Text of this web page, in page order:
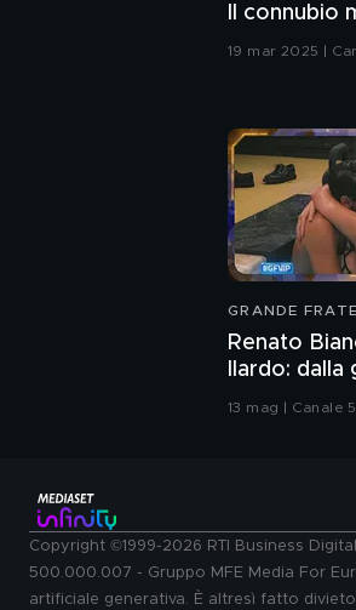
Il connubio
19 mar 2025 |
GRANDE
Renato
Ilardo: dalla
13 mag | Canale 5
Copyright ©1999-2026 RTI Business
500.000.007 - Gruppo MFE Media For
artificiale generativa. È altresì fatto